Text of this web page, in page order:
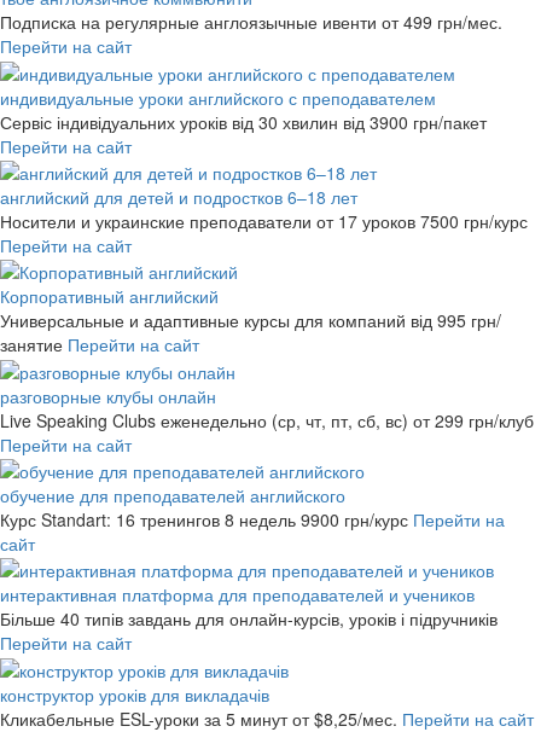
Подписка на регулярные англоязычные ивенти от 499 грн/мес.
Перейти на сайт
индивидуальные уроки английского с преподавателем
Сервіс індивідуальних уроків від 30 хвилин від 3900 грн/пакет
Перейти на сайт
английский для детей и подростков 6–18 лет
Носители и украинские преподаватели от 17 уроков 7500 грн/курс
Перейти на сайт
Корпоративный английский
Универсальные и адаптивные курсы для компаний від 995 грн/
занятие Перейти на сайт
разговорные клубы онлайн
Live Speaking Clubs еженедельно (ср, чт, пт, сб, вс) от 299 грн/клуб
Перейти на сайт
обучение для преподавателей английского
Курс Standart: 16 тренингов 8 недель 9900 грн/курс Перейти на
сайт
интерактивная платформа для преподавателей и учеников
Більше 40 типів завдань для онлайн-курсів, уроків і підручників
Перейти на сайт
конструктор уроків для викладачів
Кликабельные ESL-уроки за 5 минутот $8,25/мес. Перейти на сайт